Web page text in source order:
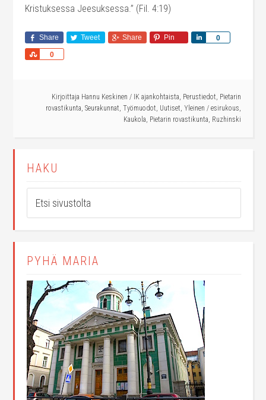
Kristuksessa Jeesuksessa.” (Fil. 4:19)
Share Tweet Share Pin 0
Share
0
Share
Kirjoittaja Hannu Keskinen / IK ajankohtaista, Perustiedot, Pietarin
rovastikunta, Seurakunnat, Työmuodot, Uutiset, Yleinen / esirukous,
Kaukola, Pietarin rovastikunta, Ruzhinski
HAKU
PYHÄ MARIA